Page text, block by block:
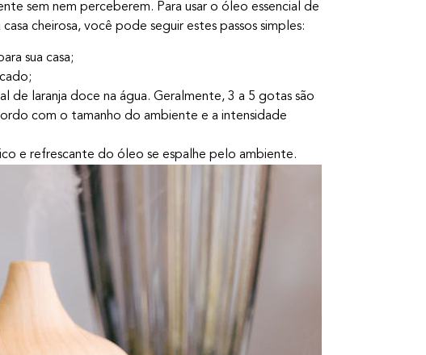
sem nem perceberem. Para usar o óleo essencial de
cheirosa, você pode seguir estes passos simples:
sua casa;
de laranja doce na água. Geralmente, 3 a 5 gotas são
com o tamanho do ambiente e a intensidade
e refrescante do óleo se espalhe pelo ambiente.